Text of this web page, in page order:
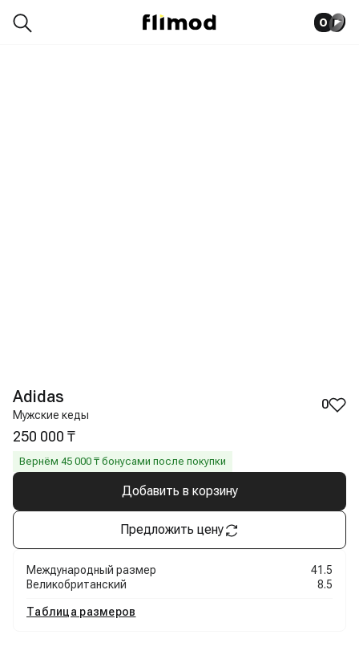
0
Adidas
Мужские кеды
0
250 000 ₸
Вернём 45 000 ₸ бонусами после покупки
Добавить в корзину
Предложить цену
Международный размер
41.5
Великобританский
8.5
Таблица размеров